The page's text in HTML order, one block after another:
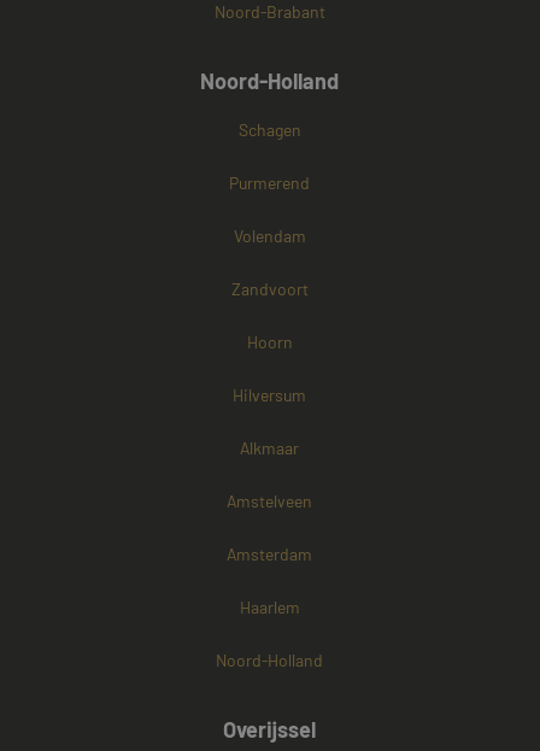
Noord-Brabant
Noord-Holland
Schagen
Purmerend
Volendam
Zandvoort
Hoorn
Hilversum
Alkmaar
Amstelveen
Amsterdam
Haarlem
Noord-Holland
Overijssel